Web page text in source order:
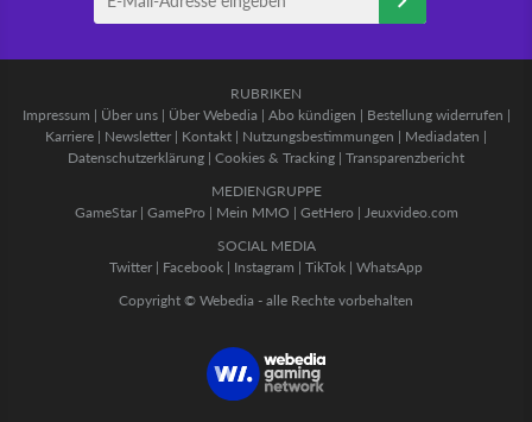
RUBRIKEN
Impressum | Über uns| Über Webedia | Abo kündigen | Bestellung widerrufen |
Karriere | Newsletter | Kontakt | Nutzungsbestimmungen | Mediadaten |
Datenschutzerklärung | Cookies & Tracking | Transparenzbericht
MEDIENGRUPPE
GameStar| GamePro | Mein MMO | GetHero | Jeuxvideo.com
SOCIAL MEDIA
Twitter | Facebook | Instagram | TikTok | WhatsApp
Copyright © Webedia - alle Rechte vorbehalten